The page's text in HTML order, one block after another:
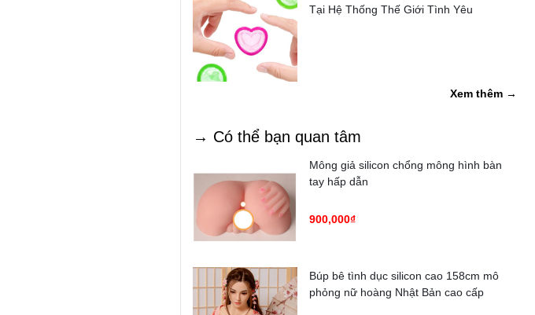
Tại Hệ Thống Thế Giới Tình Yêu
Xem thêm →
→ Có thể bạn quan tâm
Mông giả silicon chổng mông hình bàn
tay hấp dẫn
900,000₫
Búp bê tình dục silicon cao 158cm mô
phỏng nữ hoàng Nhật Bản cao cấp